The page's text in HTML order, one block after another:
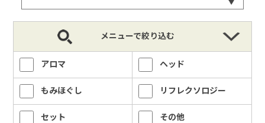
メニューで絞り込む
アロマ ヘッド
もみほぐし リフレクソロジー
セット その他